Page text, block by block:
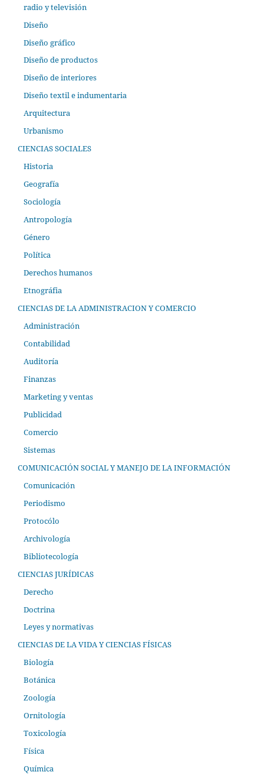
radio y televisión
Diseño
Diseño gráfico
Diseño de productos
Diseño de interiores
Diseño textil e indumentaria
Arquitectura
Urbanismo
CIENCIAS SOCIALES
Historia
Geografía
Sociología
Antropología
Género
Política
Derechos humanos
Etnográfia
CIENCIAS DE LA ADMINISTRACION Y COMERCIO
Administración
Contabilidad
Auditoría
Finanzas
Marketing y ventas
Publicidad
Comercio
Sistemas
COMUNICACIÓN SOCIAL Y MANEJO DE LA INFORMACIÓN
Comunicación
Periodismo
Protocólo
Archivología
Bibliotecología
CIENCIAS JURÍDICAS
Derecho
Doctrina
Leyes y normativas
CIENCIAS DE LA VIDA Y CIENCIAS FÍSICAS
Biología
Botánica
Zoología
Ornitología
Toxicología
Física
Química